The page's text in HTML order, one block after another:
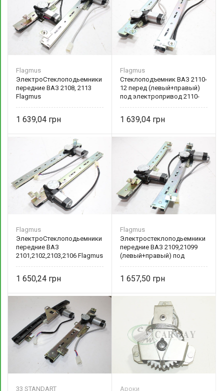
Flagmus
ЭлектроСтеклоподьемники
передние ВАЗ 2108, 2113
Flagmus
1 639,04
Flagmus
Стеклоподъемник ВАЗ 2110-
12 перед (левый+правый)
под электропривод 2110-
1 639,04
Flagmus
ЭлектроСтеклоподьемники
передние ВАЗ
2101,2102,2103,2106 Flagmus
1 650,24
Flagmus
Электростеклоподьемники
передние ВАЗ 2109,21099
(левый+правый) под
1 657,50
33 STANDART Ароки